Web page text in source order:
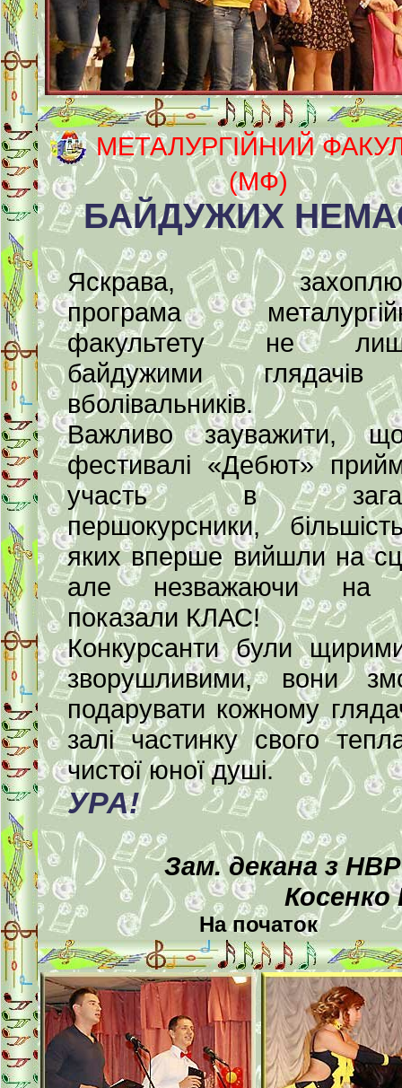
МЕТАЛУРГІЙНИЙ
(МФ)
БАЙДУЖИХ
Яскрава,
програма
факультету не
байдужими
вболівальників.
Важливо зауважити,
фестивалі «Дебют»
участь в
першокурсники,
яких вперше вийшли на
але незважаючи на
показали КЛАС!
Конкурсанти були
зворушливими, вони
подарувати кожному
залі частинку свого
чистої юної душі.
УРА!
Зам. декана з
Косенко
На початок